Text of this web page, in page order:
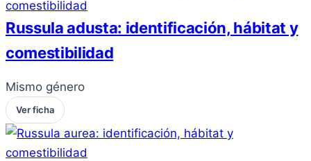
Russula adusta: identificación, hábitat y
comestibilidad
Mismo género
Ver ficha